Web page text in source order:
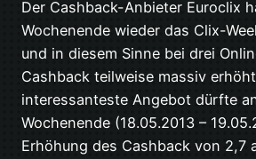
Der Cashback-Anbieter Euroclix
Wochenende wieder das Clix-
und in diesem Sinne bei drei
Cashback teilweise massiv
interessanteste Angebot dürfte
Wochenende (18.05.2013 –
Erhöhung des Cashback von 2,7